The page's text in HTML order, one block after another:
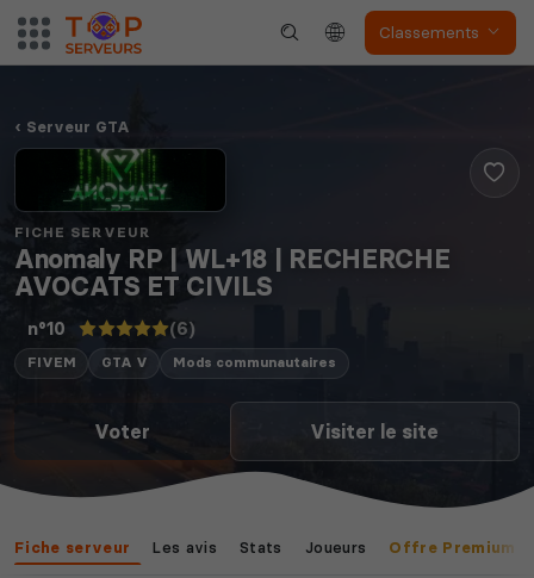
Classements
Serveur GTA
FICHE SERVEUR
Anomaly RP | WL+18 | RECHERCHE
AVOCATS ET CIVILS
n°10 (6)
FIVEM GTA V Mods communautaires
Voter Visiter le site
Fiche serveur Les avis Stats Joueurs Offre Premium